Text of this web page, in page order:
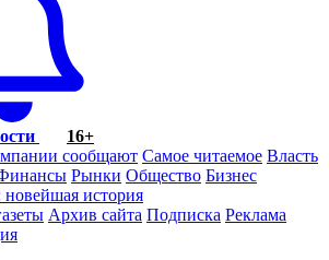
16+
сообщают Самое читаемое Власть
Рынки Общество Бизнес
новейшая история
Архив сайта Подписка Реклама